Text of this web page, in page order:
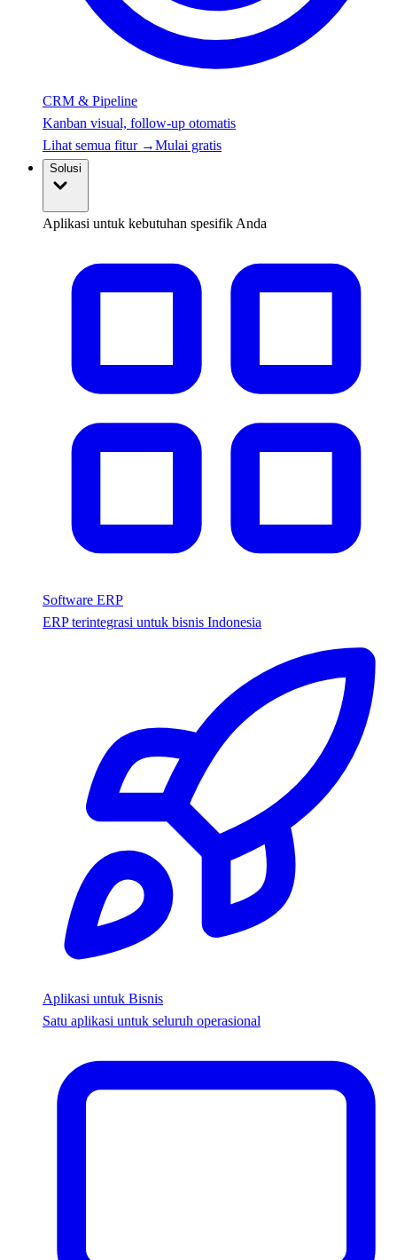
CRM & Pipeline
Kanban visual, follow-up otomatis
Lihat semua fitur→Mulai gratis
Solusi
Aplikasi untuk kebutuhan spesifik Anda
Software ERP
ERP terintegrasi untuk bisnis Indonesia
Aplikasi untuk Bisnis
Satu aplikasi untuk seluruh operasional